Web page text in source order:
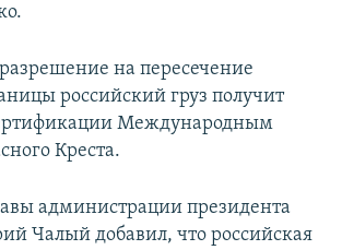
НА РАССЫЛКУна пересечение
российский груз получит
Международным
Креста.
администрации президента
Чалый добавил, что российская